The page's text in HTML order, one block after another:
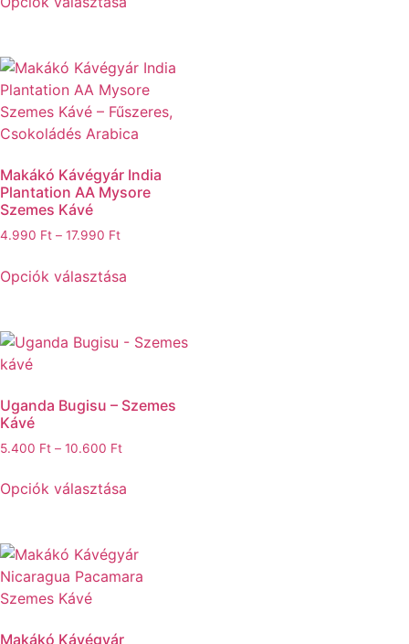
Makákó Kávégyár India
Plantation AA Mysore
Szemes Kávé
4.990 Ft – 17.990 Ft
Opciók választása
Uganda Bugisu – Szemes
Kávé
5.400 Ft – 10.600 Ft
Opciók választása
Makákó Kávégyár